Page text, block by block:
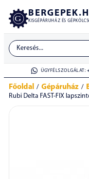
KISGÉPÁRUHÁZ ÉS
ÜGYFÉLSZOLGÁLAT:
Főoldal / Gépáruház /
Rubi Delta FAST-FIX